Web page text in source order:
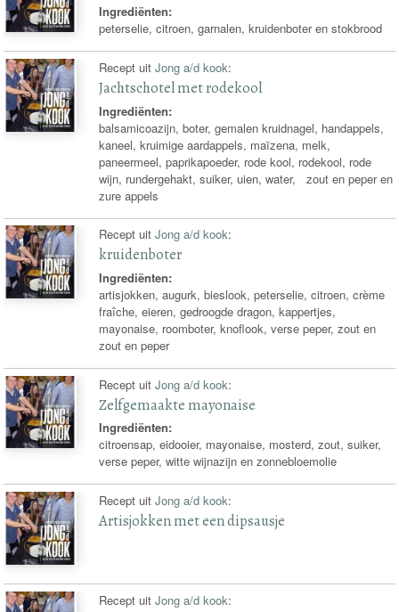
Ingrediënten:
peterselie, citroen, garnalen, kruidenboter en stokbrood
Recept uitJong a/d kook:
Jachtschotel met rodekool
Ingrediënten:
balsamicoazijn, boter, gemalen kruidnagel, handappels,
kaneel, kruimige aardappels, maïzena, melk,
paneermeel, paprikapoeder, rode kool, rodekool, rode
wijn, rundergehakt, suiker, uien, water, zout en peper en
zure appels
Recept uitJong a/d kook:
kruidenboter
Ingrediënten:
artisjokken, augurk, bieslook, peterselie, citroen, crème
fraîche, eieren, gedroogde dragon, kappertjes,
mayonaise, roomboter, knoflook, verse peper, zout en
zout en peper
Recept uitJong a/d kook:
Zelfgemaakte mayonaise
Ingrediënten:
citroensap, eidooier, mayonaise, mosterd, zout, suiker,
verse peper, witte wijnazijn en zonnebloemolie
Recept uitJong a/d kook:
Artisjokken met een dipsausje
Recept uitJong a/d kook: